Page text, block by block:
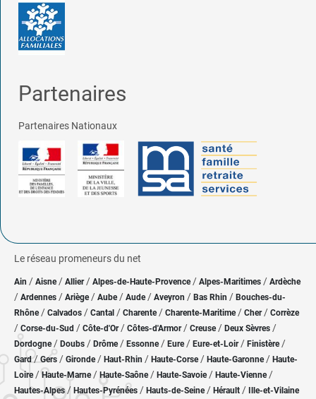
Partenaires
Partenaires Nationaux
Le réseau promeneurs du net
Ain / Aisne/ Allier/ Alpes-de-Haute-Provence / Alpes-Maritimes / Ardèche
/ Ardennes / Ariège/ Aube/ Aude / Aveyron / Bas Rhin / Bouches-du-
Rhône/ Calvados / Cantal / Charente / Charente-Maritime/ Cher / Corrèze
/ Corse-du-Sud / Côte-d'Or / Côtes-d'Armor/ Creuse/ Deux Sèvres /
Dordogne/ Doubs / Drôme/ Essonne / Eure/ Eure-et-Loir / Finistère/
Gard/Gers / Gironde/ Haut-Rhin / Haute-Corse/ Haute-Garonne/ Haute-
Loire/Haute-Marne/ Haute-Saône/ Haute-Savoie/ Haute-Vienne/
Hautes-Alpes/ Hautes-Pyrénées / Hauts-de-Seine/ Hérault / Ille-et-Vilaine